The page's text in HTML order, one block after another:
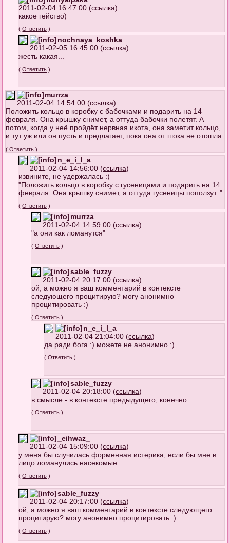
2011-02-04 16:47:00 (ссылка)
какое гейство)
(Ответить )
nochnaya_koshka
2011-02-05 16:45:00 (ссылка)
жесть какая...
(Ответить )
murrza
2011-02-04 14:54:00 (ссылка)
Положить кольцо в коробку с бабочками и подарить на 14
февраля. Она крышку снимет, а оттуда бабочки полетят. А
потом, когда у неё пройдёт нервная икота, она заметит кольцо,
и тут уж или он пусть и предлагает, пока она от шока не отошла.
(Ответить )
n_e_i_l_a
2011-02-04 14:56:00 (ссылка)
извините, не удержалась :)
"Положить кольцо в коробку с гусеницами и подарить на 14
февраля. Она крышку снимет, а оттуда гусеницы поползут. "
(Ответить )
murrza
2011-02-04 14:59:00 (ссылка)
"а они как ломанутся"
(Ответить )
sable_fuzzy
2011-02-04 20:17:00 (ссылка)
ой, а можно я ваш комментарий в контексте
следующего процитирую? могу анонимно
процитировать :)
(Ответить )
n_e_i_l_a
2011-02-04 21:04:00 (ссылка)
да ради бога :) можете не анонимно :)
(Ответить )
sable_fuzzy
2011-02-04 20:18:00 (ссылка)
в смысле - в контексте предыдущего, конечно
(Ответить )
_eihwaz_
2011-02-04 15:09:00 (ссылка)
у меня бы случилась форменная истерика, если бы мне в
лицо ломанулись насекомые
(Ответить )
sable_fuzzy
2011-02-04 20:17:00 (ссылка)
ой, а можно я ваш комментарий в контексте следующего
процитирую? могу анонимно процитировать :)
(Ответить )